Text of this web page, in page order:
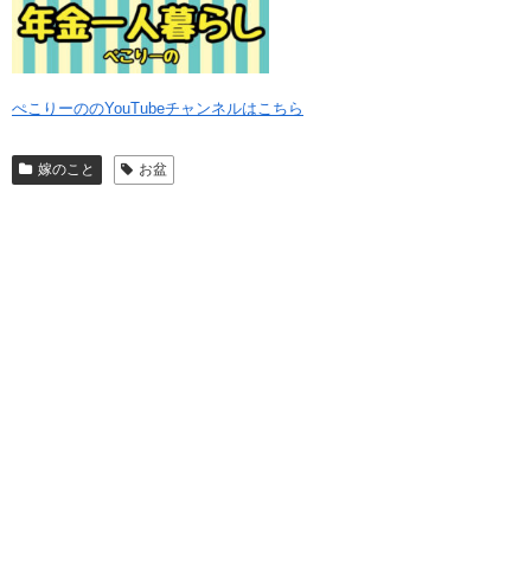
ぺこりーののYouTubeチャンネルはこちら
嫁のこと お盆